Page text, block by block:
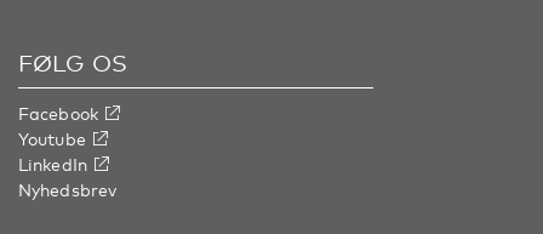
FØLG OS
Facebook
Youtube
LinkedIn
Nyhedsbrev